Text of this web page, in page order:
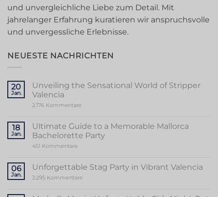
und unvergleichliche Liebe zum Detail. Mit
jahrelanger Erfahrung kuratieren wir anspruchsvolle
und unvergessliche Erlebnisse.
NEUESTE NACHRICHTEN
20
Jan.
Unveiling the Sensational World of Stripper
Valencia
2.176 Kommentare
Sensational
World
of
18
Jan.
Ultimate Guide to a Memorable Mallorca
Bachelorette Party
451 Kommentare
to
a
Memorable
06
Jan.
Unforgettable Stag Party in Vibrant Valencia
3.295 Kommentare